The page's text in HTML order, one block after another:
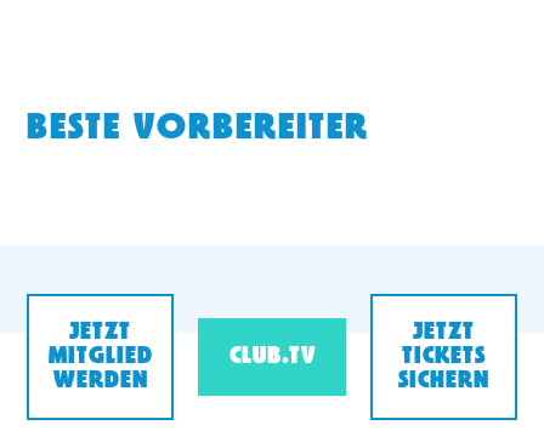
BESTE VORBEREITER
JETZT
MITGLIED
WERDEN
CLUB.TV
JETZT
TICKETS
SICHERN